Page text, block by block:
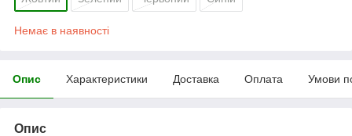
Немає в наявності
Опис Характеристики Доставка Оплата Умови
Опис